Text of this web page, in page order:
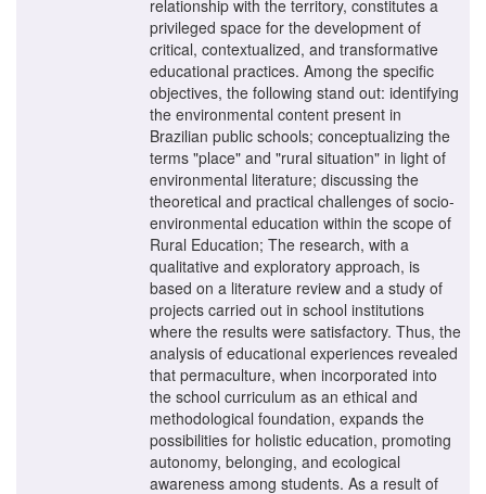
relationship with the territory, constitutes a
privileged space for the development of
critical, contextualized, and transformative
educational practices. Among the specific
objectives, the following stand out: identifying
the environmental content present in
Brazilian public schools; conceptualizing the
terms "place" and "rural situation" in light of
environmental literature; discussing the
theoretical and practical challenges of socio-
environmental education within the scope of
Rural Education; The research, with a
qualitative and exploratory approach, is
based on a literature review and a study of
projects carried out in school institutions
where the results were satisfactory. Thus, the
analysis of educational experiences revealed
that permaculture, when incorporated into
the school curriculum as an ethical and
methodological foundation, expands the
possibilities for holistic education, promoting
autonomy, belonging, and ecological
awareness among students. As a result of